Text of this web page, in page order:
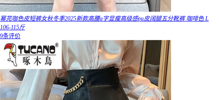
幂芫咖色皮短裤女秋冬季2025新款高腰a字显瘦高级感pu皮阔腿五分靴裤 咖啡色 L
106-115斤
9条评价